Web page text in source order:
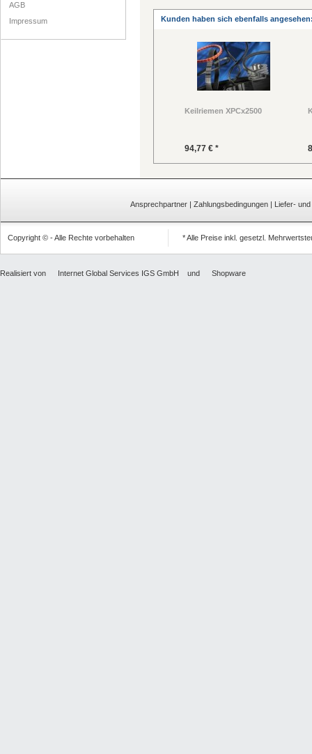
AGB
Impressum
Kunden haben sich ebenfalls
Keilriemen XPCx2500
94,77 € *
Ansprechpartner Zahlungsbedingungen Liefer-
Copyright © - Alle Rechte vorbehalten * Alle Preise inkl. gesetzl.
Realisiert von Internet Global Services IGS GmbH und Shopware